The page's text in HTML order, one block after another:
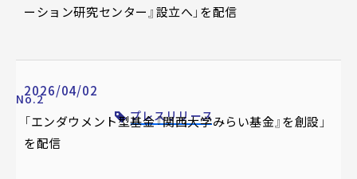
ーション研究センター』設立へ」を配信
2026/04/02
No.2
プレスリリース
「エンダウメント型基金『関西大学みらい基金』を創設」
を配信